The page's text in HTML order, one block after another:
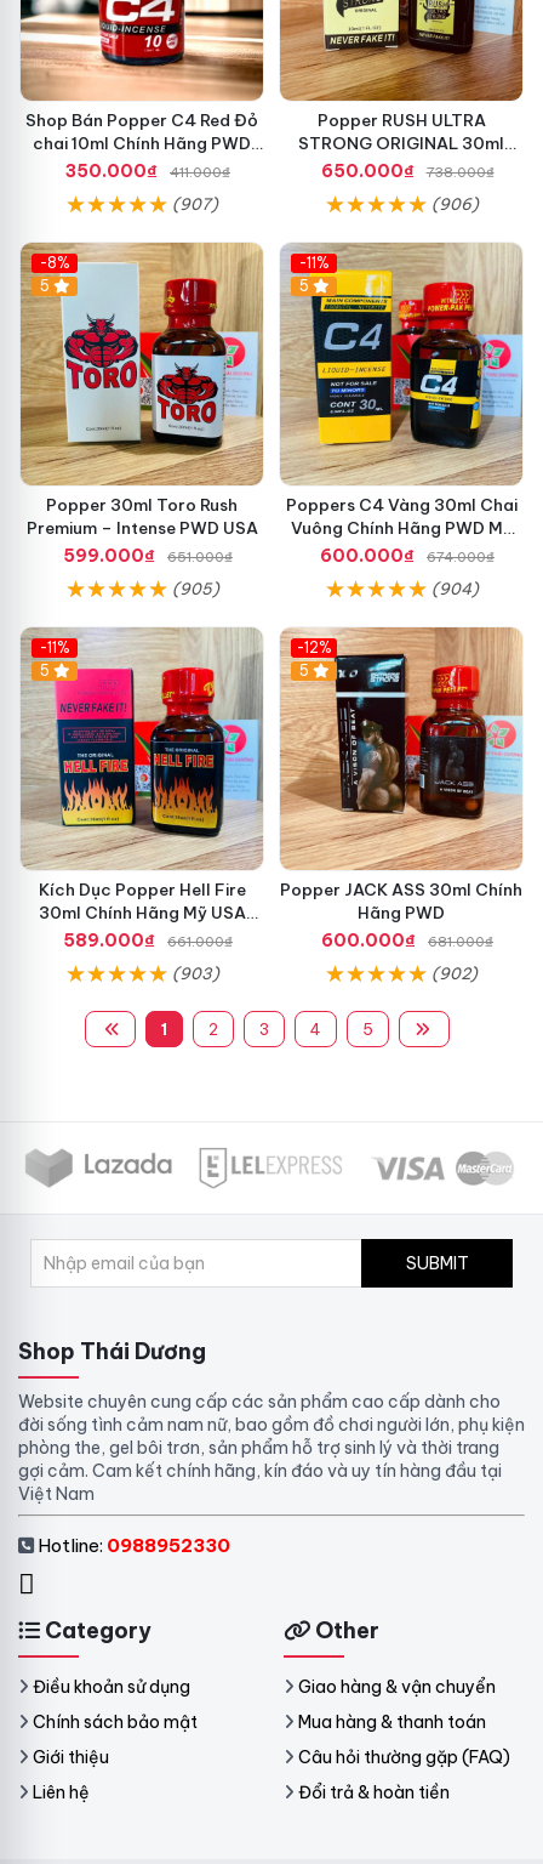
Shop Bán Popper C4 Red Đỏ
chai 10ml Chính Hãng PWD
HCM kích thích Cực Mạnh
350.000₫ 411.000₫
(907)
Popper RUSH ULTRA
STRONG ORIGINAL 30ml
Chính Hãng Mỹ PWD - Tăng
650.000₫ 738.000₫
(906)
-8%
5
Popper 30ml Toro Rush
Premium – Intense PWD USA
599.000₫
651.000₫
(905)
-11%
5
Poppers C4 Vàng 30ml Chai
Vuông Chính Hãng PWD Mỹ
Tăng Hưng Phấn Cho Top Bot
600.000₫ 674.000₫
(904)
-11%
5
Kích Dục Popper Hell Fire
30ml Chính Hãng Mỹ USA
PWD
589.000₫ 661.000₫
(903)
-12%
5
Popper JACK ASS 30ml Chính
Hãng PWD
600.000₫
681.000₫
(902)
1 2 3 4 5
SUBMIT
Shop Thái Dương
Website chuyên cung cấp các sản phẩm cao cấp dành cho
đời sống tình cảm nam nữ, bao gồm đồ chơi người lớn, phụ kiện
phòng the, gel bôi trơn, sản phẩm hỗ trợ sinh lý và thời trang
gợi cảm. Cam kết chính hãng, kín đáo và uy tín hàng đầu tại
Việt Nam
Hotline: 0988952330
Category
Điều khoản sử dụng
Chính sách bảo mật
Giới thiệu
Liên hệ
Other
Giao hàng & vận chuyển
Mua hàng & thanh toán
Câu hỏi thường gặp (FAQ)
Đổi trả & hoàn tiền